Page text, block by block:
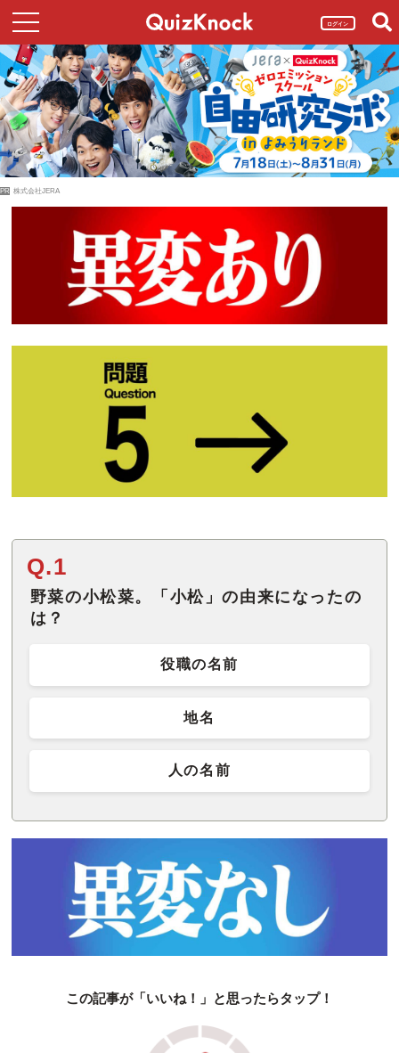
ログイン
PR 株式会社JERA
Q.1
野菜の小松菜。「小松」の由来になったの
は？
役職の名前
地名
人の名前
この記事が「いいね！」と思ったらタップ！